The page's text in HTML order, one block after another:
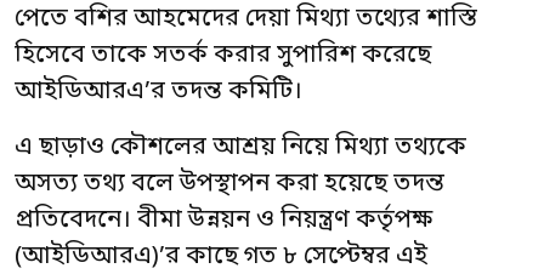
পেতে বশির আহমেদের দেয়া মিথ্যা তথ্যের শাস্তি
হিসেবে তাকে সতর্ক করার সুপারিশ করেছে
আইডিআরএ’র তদন্ত কমিটি।
এ ছাড়াও কৌশলের আশ্রয় নিয়ে মিথ্যা তথ্যকে
অসত্য তথ্য বলে উপস্থাপন করা হয়েছে তদন্ত
প্রতিবেদনে। বীমা উন্নয়ন ও নিয়ন্ত্রণ কর্তৃপক্ষ
(আইডিআরএ)’র কাছে গত ৮ সেপ্টেম্বর এই